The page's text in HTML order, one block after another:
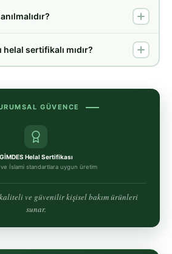
sertifikalı mıdır?
GÜVENCE
GİMDES Helal Sertifikası
İslami standartlara uygun üretim
ve güvenilir kişisel bakım ürünleri
sunar.